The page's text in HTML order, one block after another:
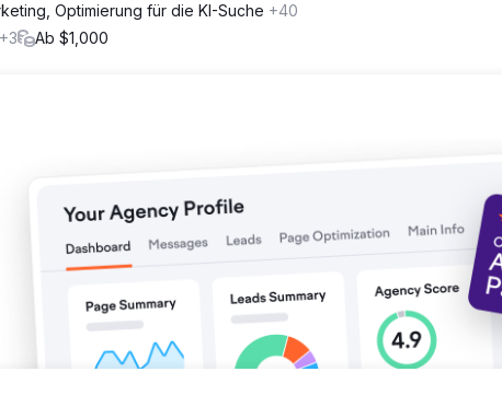
Content wurde durch ein Netzwerk aus Longtail-Keywords
eine starke Blog-Strategie zur Steigerung der Relevanz
nicht markenbezogener Keywords von 4 % auf 19,77 %, was zu
und Bing um 50 % führte. Dies führte zu 1.589 Leads, die über
SEO zurückzuführen sind. Mit einer Lead-to-Sale-Conversion-
um etwa 1,2 Millionen Rand und zeigten damit die erheblichen
Optimierung für die KI-Suche +40
+3 Ab $1,000